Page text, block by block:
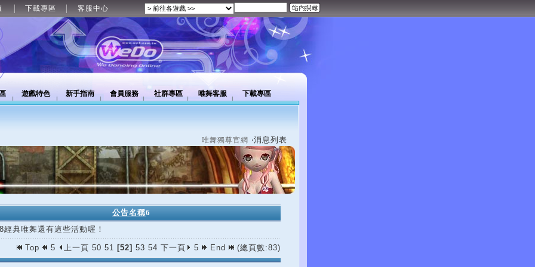
下載專區 客服中心
遊戲特色 新手指南 會員服務 社群專區 唯舞客服 下載專區
唯舞獨尊官網 ‧消息列表
公告名稱6
經典唯舞還有這些活動喔！
Top 5 上一頁 50 51 [52] 53 54 下一頁 5 End (總頁數:83)